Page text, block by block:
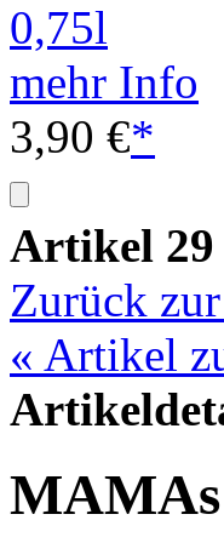
mehr Info
3,90 €*
Artikel 29
Zurück
« Artikel
MAMAs